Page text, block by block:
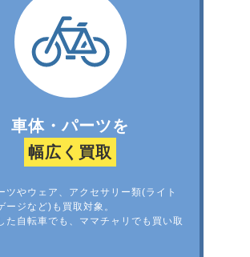
車体・パーツを
幅広く買取
ツやウェア、アクセサリー類(ライト
ージなど)も買取対象。
た自転車でも、ママチャリでも買い取